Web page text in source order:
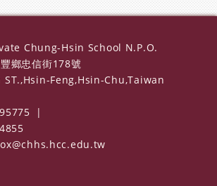
Chung-Hsin School N.P.O.
鄉忠信街178號
Feng,Hsin-Chu,Taiwan
|